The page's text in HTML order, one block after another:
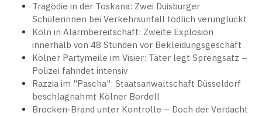
Tragödie in der Toskana: Zwei Duisburger
Schülerinnen bei Verkehrsunfall tödlich verunglückt
Köln in Alarmbereitschaft: Zweite Explosion
innerhalb von 48 Stunden vor Bekleidungsgeschäft
Kölner Partymeile im Visier: Täter legt Sprengsatz –
Polizei fahndet intensiv
Razzia im "Pascha": Staatsanwaltschaft Düsseldorf
beschlagnahmt Kölner Bordell
Brocken-Brand unter Kontrolle – Doch der Verdacht